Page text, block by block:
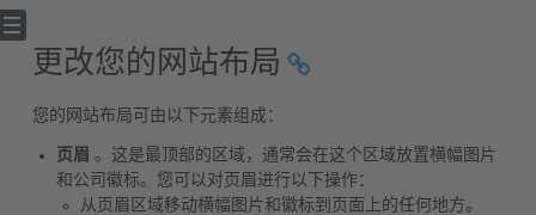
更改您的网站布局
您的网站布局可由以下元素组成：
页眉 。这是最顶部的区域，通常会在这个区域放置横幅图片
和公司徽标。您可以对页眉进行以下操作：
从页眉区域移动横幅图片和徽标到页面上的任何地方。